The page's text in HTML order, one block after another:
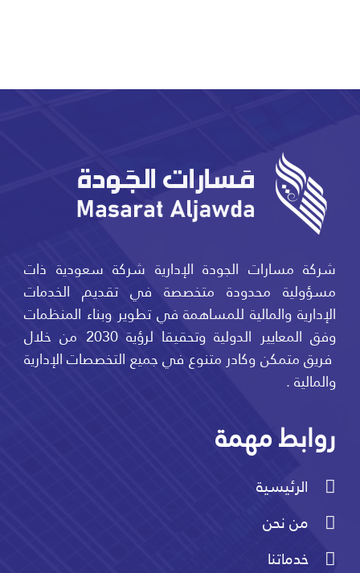
شركة مسارات الجودة الإدارية شركة سعودية ذات
مسؤولية محدودة متخصصة في تقديم الخدمات
الإدارية والمالية للمساهمة في تطوير وبناء المنظمات
وفق المعايير الدولية وتحقيقا لرؤية 2030 من خلال
فريق متمكن وكادر متنوع في جميع التخصصات الإدارية
والمالية .
روابط مهمة
الرئيسية
من نحن
خدماتنا